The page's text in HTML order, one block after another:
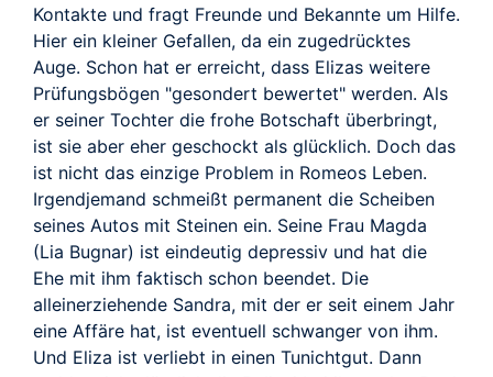
Kontakte und fragt Freunde und Bekannte um Hilfe.
Hier ein kleiner Gefallen, da ein zugedrücktes
Auge. Schon hat er erreicht, dass Elizas weitere
Prüfungsbögen "gesondert bewertet" werden. Als
er seiner Tochter die frohe Botschaft überbringt,
ist sie aber eher geschockt als glücklich. Doch das
ist nicht das einzige Problem in Romeos Leben.
Irgendjemand schmeißt permanent die Scheiben
seines Autos mit Steinen ein. Seine Frau Magda
(Lia Bugnar) ist eindeutig depressiv und hat die
Ehe mit ihm faktisch schon beendet. Die
alleinerziehende Sandra, mit der er seit einem Jahr
eine Affäre hat, ist eventuell schwanger von ihm.
Und Eliza ist verliebt in einen Tunichtgut. Dann